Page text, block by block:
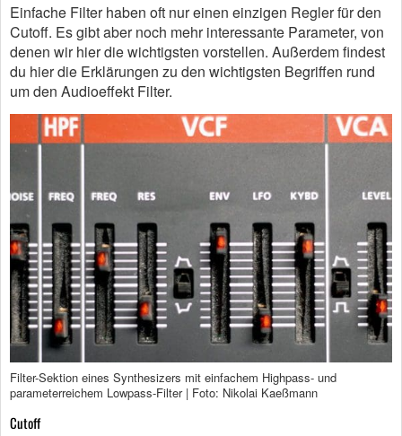
Einfache Filter haben oft nur einen einzigen Regler für den
Cutoff. Es gibt aber noch mehr interessante Parameter, von
denen wir hier die wichtigsten vorstellen. Außerdem findest
du hier die Erklärungen zu den wichtigsten Begriffen rund
um den Audioeffekt Filter.
Filter-Sektion eines Synthesizers mit einfachem Highpass- und
parameterreichem Lowpass-Filter | Foto: Nikolai Kaeßmann
Cutoff